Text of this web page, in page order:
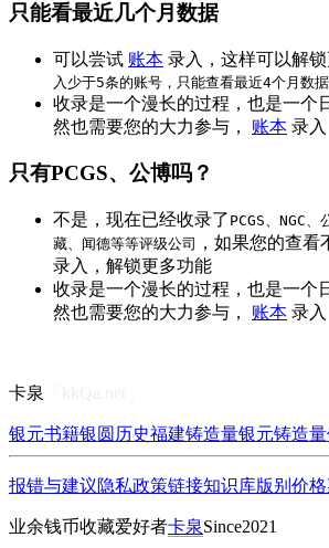
只能看最近几个月数据
可以尝试 账本 录入，这样可以解
入少于5条的账号，只能查看最近4个月数据
收录是一个漫长的过程，也是一个
然也需要您的大力参与， 账本 录入
只有PCGS、公博吗？
不是，现在已经收录了 PCGS、NGC
藏、闻德等等评级公司
，如果您的查看
录入，解锁更多功能
收录是一个漫长的过程，也是一个
然也需要您的大力参与， 账本 录入
卡泉
银元书籍银圆历史福建铸造量银元铸造量
报错与建议隐私政策链接知识库版别 价格
业余钱币收藏爱好者卡泉Since2021